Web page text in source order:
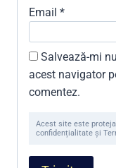
Email *
Salvează-mi
acest navigator
comentez.
Acest site este
confidențialitate și